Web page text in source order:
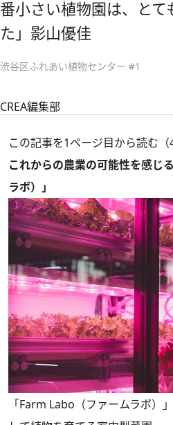
番小さい植物園は、と
た」影山優佳
渋谷区ふれあい植物センター #1
CREA編集部
この記事を1ページ目から読む（
これからの農業の可能性を感じ
ラボ）」
「Farm Labo（ファームラボ）